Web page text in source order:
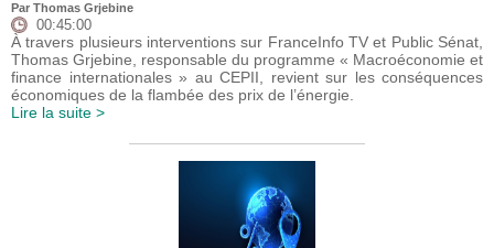
Par Thomas Grjebine
00:45:00
À travers plusieurs interventions sur FranceInfo TV et Public Sénat,
Thomas Grjebine, responsable du programme « Macroéconomie et
finance internationales » au CEPII, revient sur les conséquences
économiques de la flambée des prix de l’énergie.
Lire la suite >